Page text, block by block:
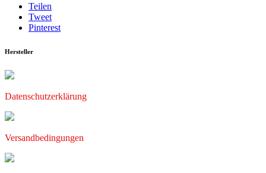
Teilen
Tweet
Pinterest
Hersteller
Datenschutzerklärung
Versandbedingungen